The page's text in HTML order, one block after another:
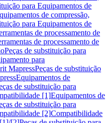
para Equipamentos de
de compressão,
para Equipamentos de
de processamento de
de processamento de
Peças de substituição para
para
MapressPeças de substituição
Equipamentos de
de substituição para
[1]Equipamentos de
de substituição para
[2]Compatibilidade